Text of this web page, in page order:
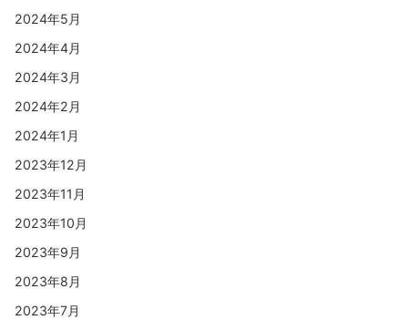
2024年5月
2024年4月
2024年3月
2024年2月
2024年1月
2023年12月
2023年11月
2023年10月
2023年9月
2023年8月
2023年7月